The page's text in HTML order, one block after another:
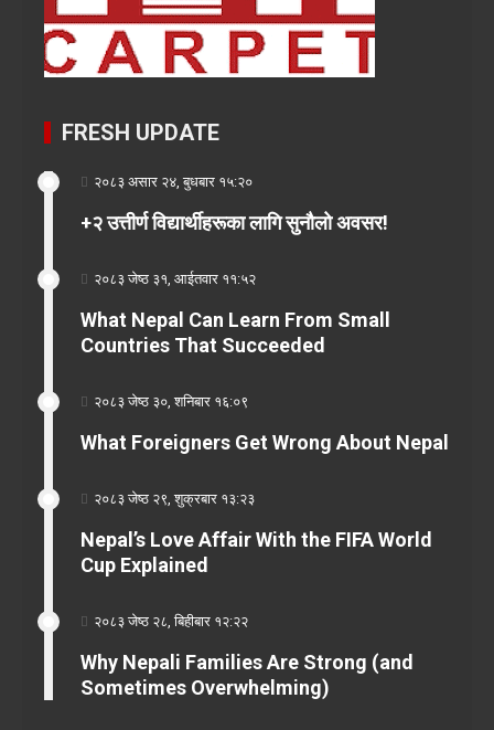
FRESH UPDATE
२०८३ असार २४, बुधबार १५:२०
+२ उत्तीर्ण विद्यार्थीहरूका लागि सुनौलो अवसर!
२०८३ जेष्ठ ३१, आईतवार ११:५२
What Nepal Can Learn From Small
Countries That Succeeded
२०८३ जेष्ठ ३०, शनिबार १६:०९
What Foreigners Get Wrong About Nepal
२०८३ जेष्ठ २९, शुक्रबार १३:२३
Nepal’s Love Affair With the FIFA World
Cup Explained
२०८३ जेष्ठ २८, बिहीबार १२:२२
Why Nepali Families Are Strong (and
Sometimes Overwhelming)